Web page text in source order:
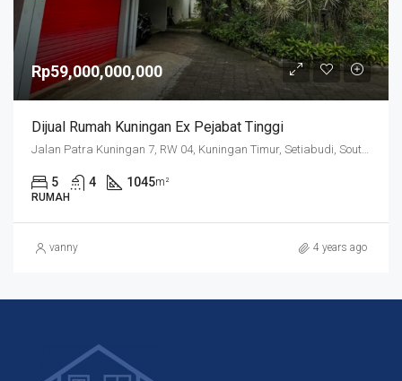
Rp59,000,000,000
Dijual Rumah Kuningan Ex Pejabat Tinggi
Jalan Patra Kuningan 7, RW 04, Kuningan Timur, Setiabudi, South Jakarta, Jakarta Special Capital Region, 15920, Indonesia
5 4 1045m²
RUMAH
vanny 4 years ago